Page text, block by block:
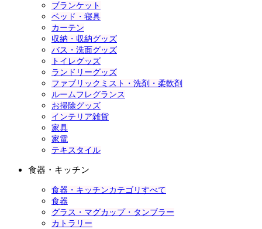
ブランケット
ベッド・寝具
カーテン
収納・収納グッズ
バス・洗面グッズ
トイレグッズ
ランドリーグッズ
ファブリックミスト・洗剤・柔軟剤
ルームフレグランス
お掃除グッズ
インテリア雑貨
家具
家電
テキスタイル
食器・キッチン
食器・キッチンカテゴリすべて
食器
グラス・マグカップ・タンブラー
カトラリー